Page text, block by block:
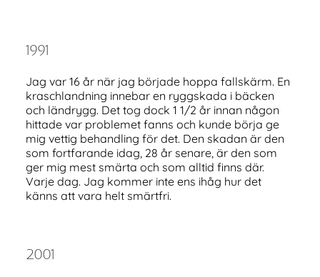
1991
Jag var 16 år när jag började hoppa fallskärm. En
kraschlandning innebar en ryggskada i bäcken
och ländrygg. Det tog dock 1 1/2 år innan någon
hittade var problemet fanns och kunde börja ge
mig vettig behandling för det. Den skadan är den
som fortfarande idag, 28 år senare, är den som
ger mig mest smärta och som alltid finns där.
Varje dag. Jag kommer inte ens ihåg hur det
känns att vara helt smärtfri.
2001